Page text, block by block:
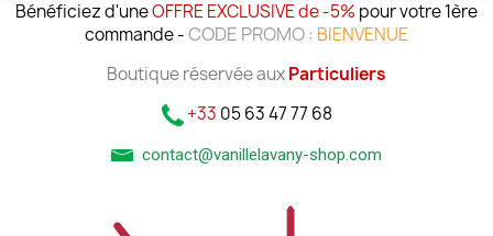
Bénéficiez d'uneOFFRE EXCLUSIVE de -5% pour votre 1ère
commande -CODE PROMO : BIENVENUE
Boutique réservée auxParticuliers
+33 05 63 47 77 68
contact@vanillelavany-shop.com